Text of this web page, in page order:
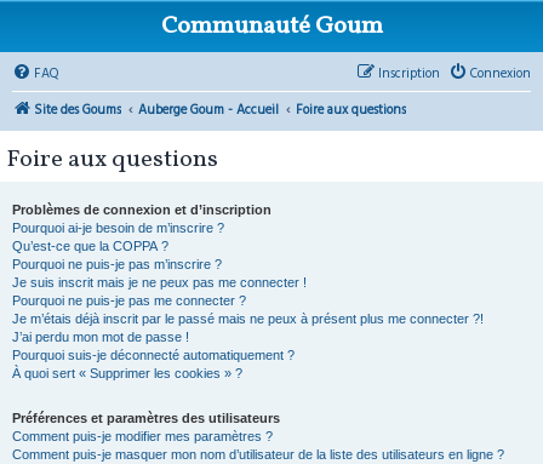
Communauté Goum
FAQ Connexion
Inscription
Site des Goums
Auberge Goum - Accueil Foire aux questions
Foire aux questions
Problèmes de connexion et d’inscription
Pourquoi ai-je besoin de m’inscrire ?
Qu’est-ce que la COPPA ?
Pourquoi ne puis-je pas m’inscrire ?
Je suis inscrit mais je ne peux pas me connecter !
Pourquoi ne puis-je pas me connecter ?
Je m’étais déjà inscrit par le passé mais ne peux à présent plus me connecter ?!
J’ai perdu mon mot de passe !
Pourquoi suis-je déconnecté automatiquement ?
À quoi sert « Supprimer les cookies » ?
Préférences et paramètres des utilisateurs
Comment puis-je modifier mes paramètres ?
Comment puis-je masquer mon nom d’utilisateur de la liste des utilisateurs en ligne ?